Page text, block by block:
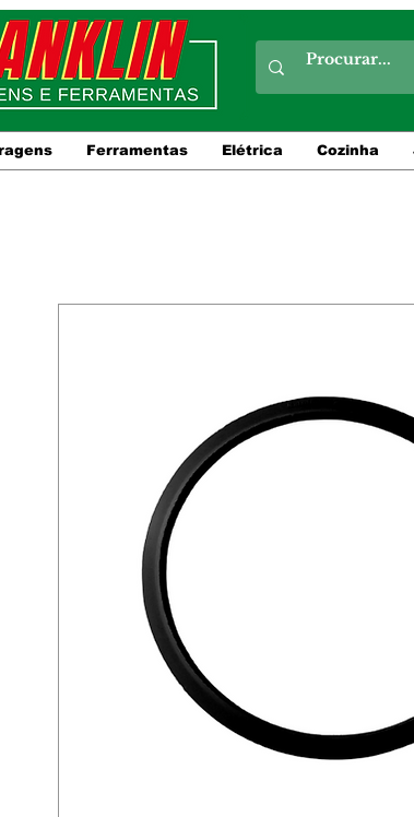
Ferramentas Elétrica Cozinha